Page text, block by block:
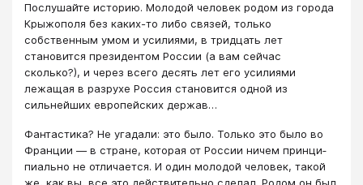
Послушайте историю. Молодой человек родом из города
Крыжополя без каких-то либо связей, только
собственным умом и усилиями, в тридцать лет
становится президентом России (а вам сейчас
сколько?), и через всего десять лет его усилиями
лежащая в разрухе Россия становится одной из
сильнейших европейских держав…
Фантастика? Не угадали: это было. Только это было во
Франции — в стране, которая от России ничем прин­ци­
пиально не отличается. И один молодой человек, такой